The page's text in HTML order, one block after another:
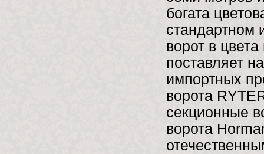
богата
стандартном
ворот в
поставляет
импортных
ворота
секционные
ворота